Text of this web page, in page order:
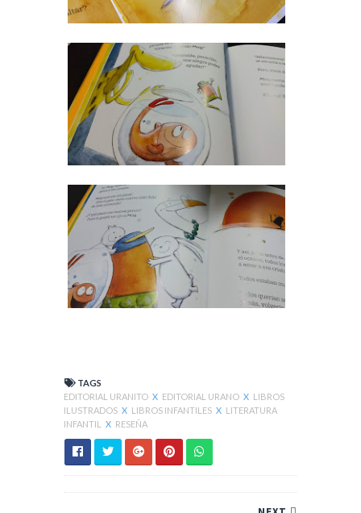
TAGS
EDITORIAL URANITO X EDITORIAL URANO X LIBROS
ILUSTRADOS X LIBROS INFANTILES X LITERATURA
INFANTIL
X RESEÑA